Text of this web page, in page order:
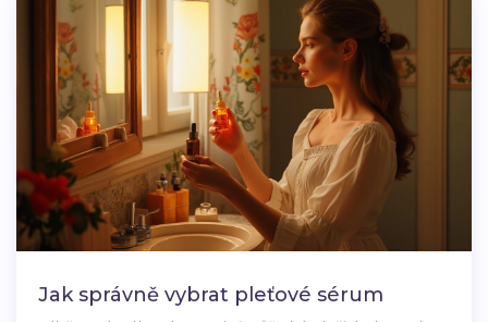
Jak správně vybrat pleťové sérum